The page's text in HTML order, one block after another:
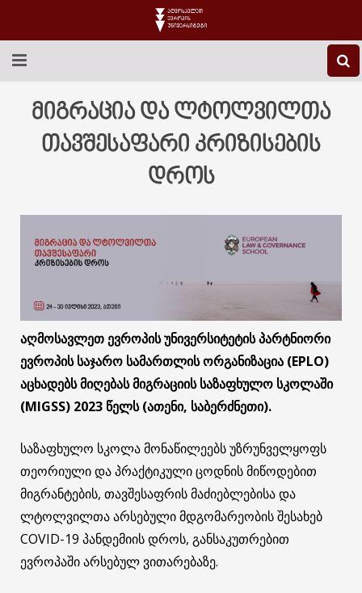
EEU-Ს ᲨᲔᲡᲐᲮᲔᲑ
ᲒᲐᲜᲐᲗᲚᲔᲑᲐ
ᲑᲘᲑᲚᲘᲝᲗᲔᲙᲐ
ᲙᲝᲜᲢᲐᲥᲢᲘ
მიგრაცია და ლტოლვილთა
თავშესაფარი კრიზისების
დროს
აღმოსავლეთ ევროპის უნივერსიტეტის პარტნიორი
ევროპის საჯარო სამართლის ორგანიზაცია (EPLO)
აცხადებს მიღებას მიგრაციის საზაფხულო სკოლაში
(MIGSS) 2023 წელს (ათენი, საბერძნეთი).
საზაფხულო სკოლა მონაწილეებს უზრუნველყოფს
თეორიული და პრაქტიკული ცოდნის მიწოდებით
მიგრანტების, თავშესაფრის მაძიებლებისა და
ლტოლვილთა არსებული მდგომარეობის შესახებ
COVID-19 პანდემიის დროს, განსაკუთრებით
ევროპაში არსებულ ვითარებაზე.